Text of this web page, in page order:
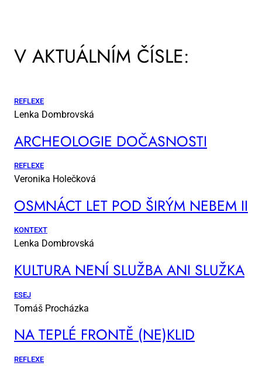
V AKTUÁLNÍM ČÍSLE:
REFLEXE
Lenka Dombrovská
AR­CHE­O­LO­GIE DO­ČAS­NOS­TI
REFLEXE
Veronika Holečková
OSM­NÁCT LET POD ŠI­RÝM NE­BEM II
KONTEXT
Lenka Dombrovská
KUL­TU­RA NE­NÍ SLUŽ­BA ANI SLUŽ­KA
ESEJ
Tomáš Procházka
NA TEP­LÉ FRON­TĚ (NE)KLID
REFLEXE